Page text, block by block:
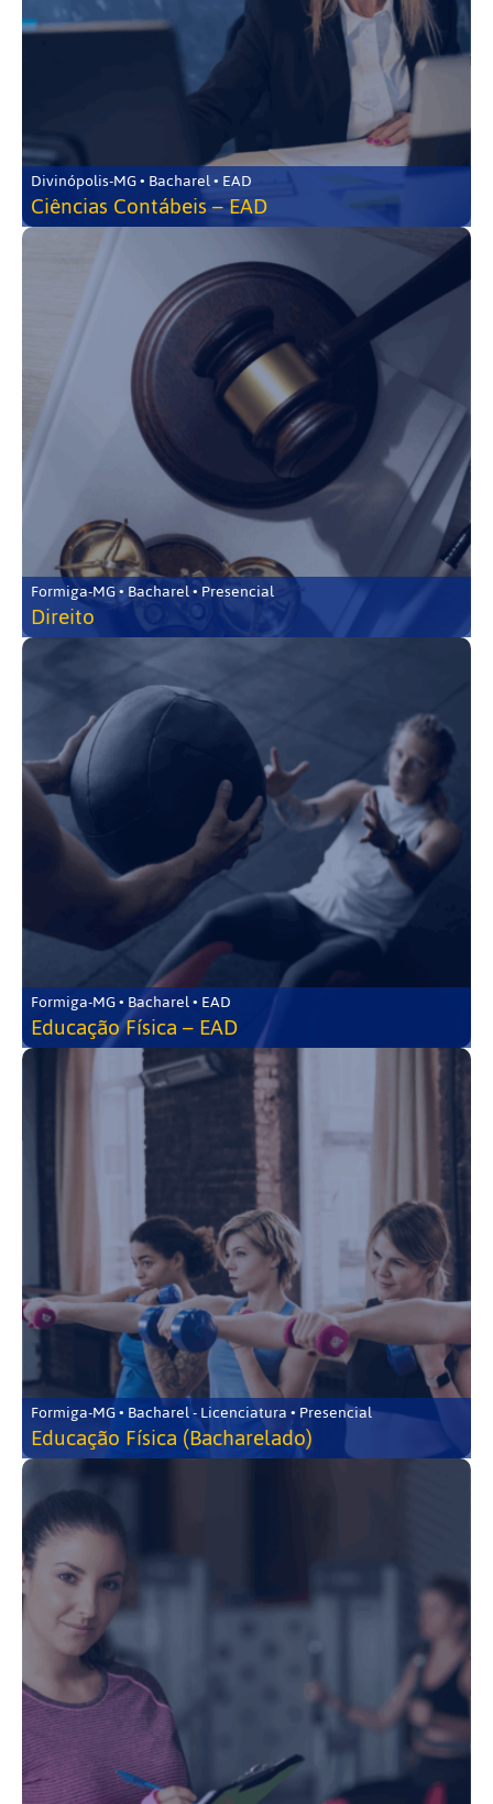
Divinópolis-MG • Bacharel • EAD
Ciências Contábeis – EAD
Formiga-MG • Bacharel • Presencial
Direito
Formiga-MG • Bacharel • EAD
Educação Física – EAD
Formiga-MG • Bacharel - Licenciatura • Presencial
Educação Física (Bacharelado)